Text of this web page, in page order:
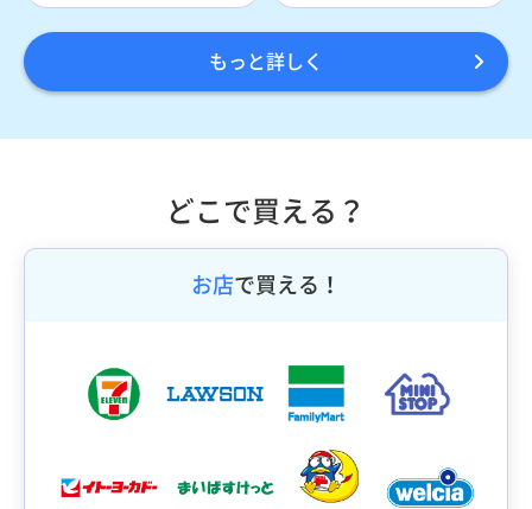
もっと詳しく
どこで買える？
お店で買える！